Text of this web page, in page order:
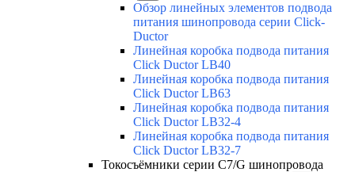
Обзор линейных элементов подвода
питания шинопровода серии Click-
Ductor
Линейная коробка подвода питания
Click Ductor LB40
Линейная коробка подвода питания
Click Ductor LB63
Линейная коробка подвода питания
Click Ductor LB32-4
Линейная коробка подвода питания
Click Ductor LB32-7
Токосъёмники серии С7/G шинопровода